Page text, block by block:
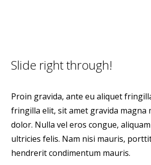
Slide right through!
Proin gravida, ante eu aliquet
fringilla elit, sit amet gravida magna
dolor. Nulla vel eros congue,
ultricies felis. Nam nisi mauris,
hendrerit condimentum mauris.